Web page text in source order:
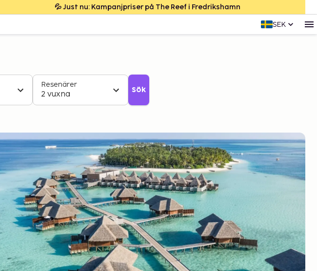
💦 Just nu: Kampanjpriser på The Reef i Fredrikshamn
SEK
Resenärer
2 vuxna Sök